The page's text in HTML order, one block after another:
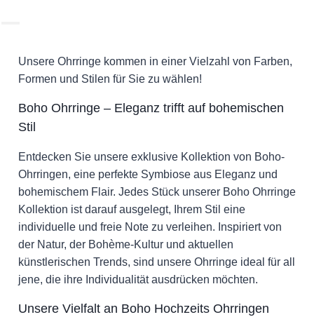
Unsere Ohrringe kommen in einer Vielzahl von Farben,
Formen und Stilen für Sie zu wählen!
Boho Ohrringe – Eleganz trifft auf bohemischen
Stil
Entdecken Sie unsere exklusive Kollektion von Boho-
Ohrringen, eine perfekte Symbiose aus Eleganz und
bohemischem Flair. Jedes Stück unserer Boho Ohrringe
Kollektion ist darauf ausgelegt, Ihrem Stil eine
individuelle und freie Note zu verleihen. Inspiriert von
der Natur, der Bohème-Kultur und aktuellen
künstlerischen Trends, sind unsere Ohrringe ideal für all
jene, die ihre Individualität ausdrücken möchten.
Unsere Vielfalt an Boho Hochzeits Ohrringen